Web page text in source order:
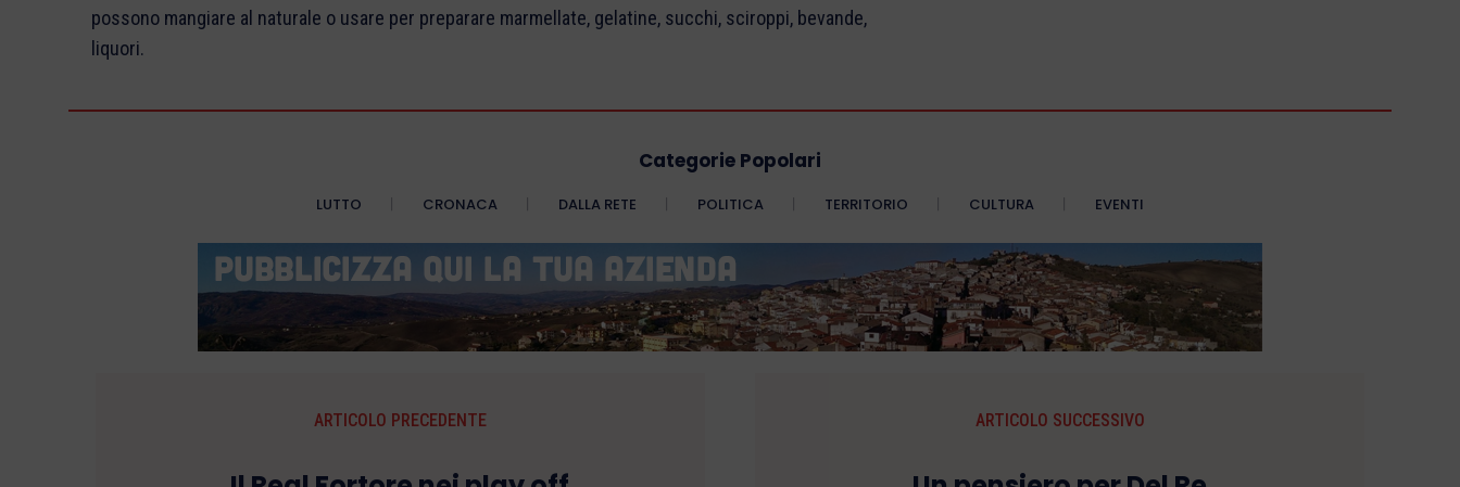
possono mangiare al naturale o usare per preparare marmellate, gelatine, succhi, sciroppi, bevande,
liquori.
Categorie Popolari
LUTTO CRONACA DALLA RETE POLITICA TERRITORIO CULTURA EVENTI
ARTICOLO PRECEDENTE ARTICOLO SUCCESSIVO